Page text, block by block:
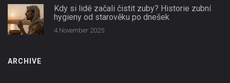
Kdy si lidé začali čistit zuby? Historie zubní
hygieny od starověku po dnešek
4 November 2025
ARCHIVE